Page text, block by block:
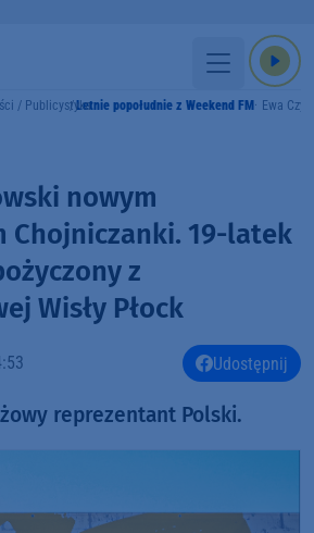
/ PublicystykaLetnie popołudnie z Weekend FM Ewa Czyż
nowym
Chojniczanki. 19-latek
z
Wisły Płock
Udostępnij
reprezentant Polski.